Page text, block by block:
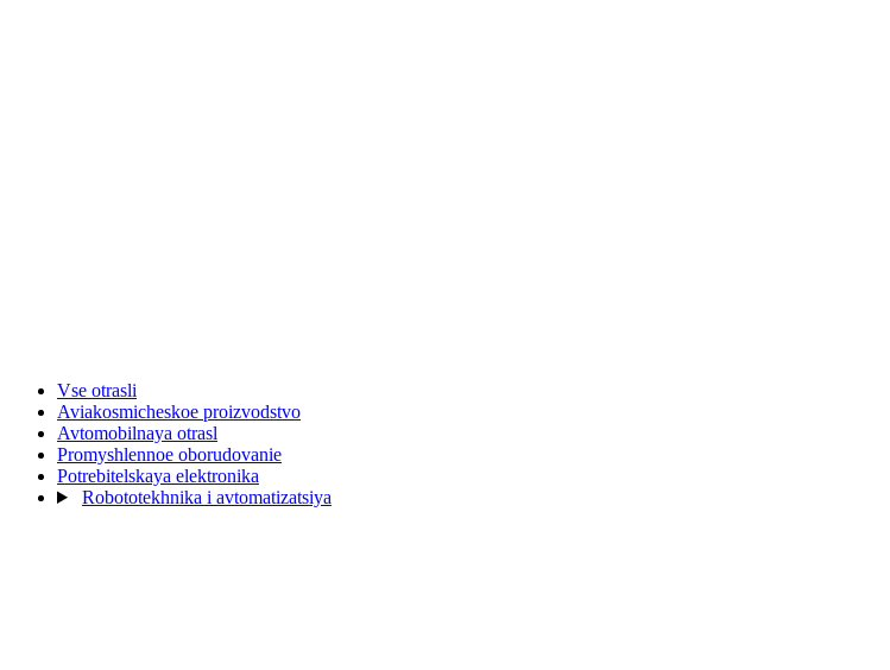
Vse otrasli
Aviakosmicheskoe proizvodstvo
Avtomobilnaya otrasl
Promyshlennoe oborudovanie
Potrebitelskaya elektronika
Robototekhnika i avtomatizatsiya